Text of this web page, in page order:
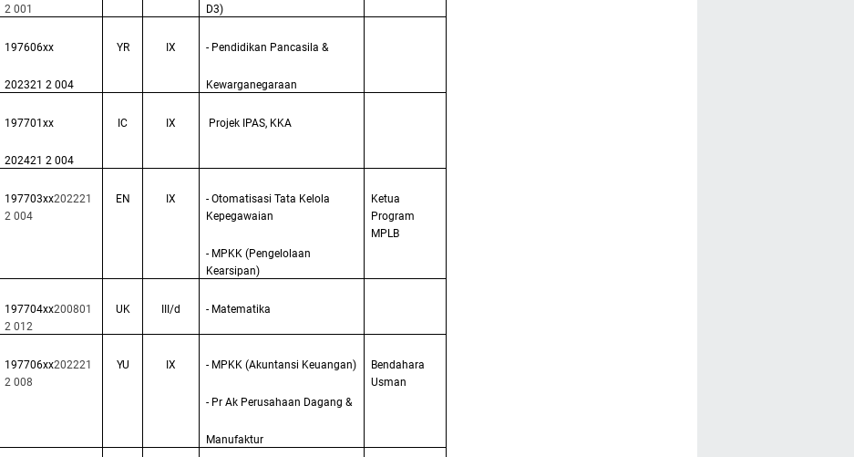
2 001
D3)
197606xx
202321 2 004
YR IX - Pendidikan Pancasila &
Kewarganegaraan
197701xx
202421 2 004
IC IX Projek IPAS, KKA
197703xx202221
2 004
EN IX
- Otomatisasi Tata Kelola
Kepegawaian
- MPKK (Pengelolaan
Kearsipan)
Ketua
Program
MPLB
197704xx200801
2 012
UK III/d - Matematika
197706xx202221
2 008
YU IX - MPKK (Akuntansi Keuangan)
- Pr Ak Perusahaan Dagang &
Manufaktur
Bendahara
Usman